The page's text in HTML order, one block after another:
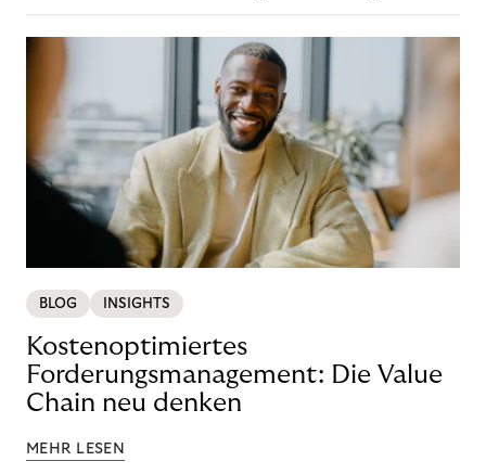
BLOG INSIGHTS
Kostenoptimiertes
Forderungsmanagement: Die Value
Chain neu denken
MEHR LESEN